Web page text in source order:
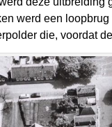
werd een
die, voordat